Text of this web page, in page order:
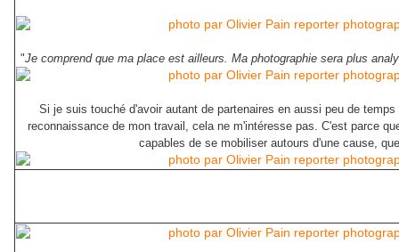
"Je comprend que ma place est ailleurs. Ma photographie sera plus
Si je suis touché d'avoir autant de partenaires en aussi peu de
reconnaissance de mon travail, cela ne m'intéresse pas. C'est parce
capables de se mobiliser autours d'une cause,